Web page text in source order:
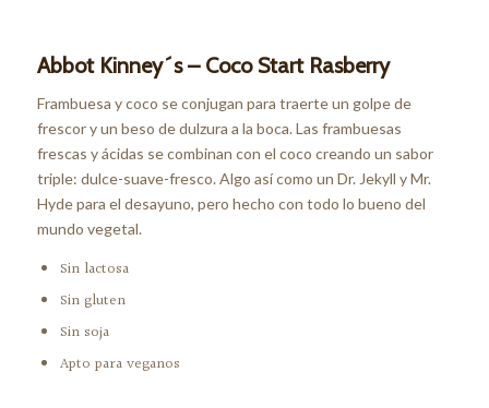
Abbot Kinney´s – Coco Start Rasberry
Frambuesa y coco se conjugan para traerte un golpe de
frescor y un beso de dulzura a la boca. Las frambuesas
frescas y ácidas se combinan con el coco creando un sabor
triple: dulce-suave-fresco. Algo así como un Dr. Jekyll y Mr.
Hyde para el desayuno, pero hecho con todo lo bueno del
mundo vegetal.
Sin lactosa
Sin gluten
Sin soja
Apto para veganos